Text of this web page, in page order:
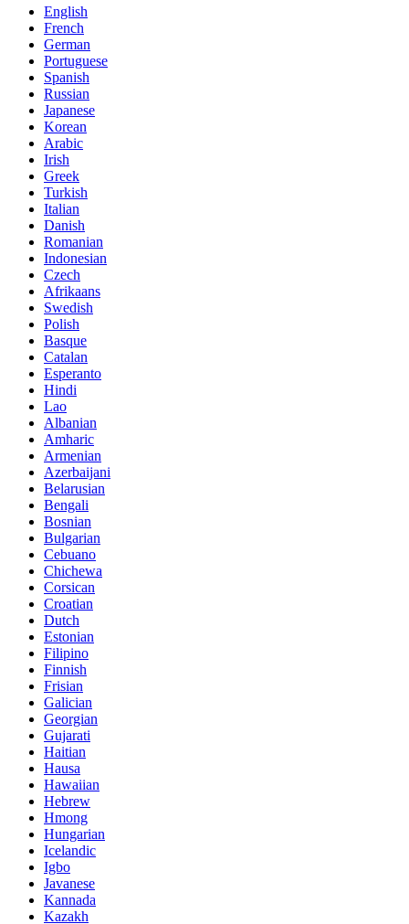
English
French
German
Portuguese
Spanish
Russian
Japanese
Korean
Arabic
Irish
Greek
Turkish
Italian
Danish
Romanian
Indonesian
Czech
Afrikaans
Swedish
Polish
Basque
Catalan
Esperanto
Hindi
Lao
Albanian
Amharic
Armenian
Azerbaijani
Belarusian
Bengali
Bosnian
Bulgarian
Cebuano
Chichewa
Corsican
Croatian
Dutch
Estonian
Filipino
Finnish
Frisian
Galician
Georgian
Gujarati
Haitian
Hausa
Hawaiian
Hebrew
Hmong
Hungarian
Icelandic
Igbo
Javanese
Kannada
Kazakh